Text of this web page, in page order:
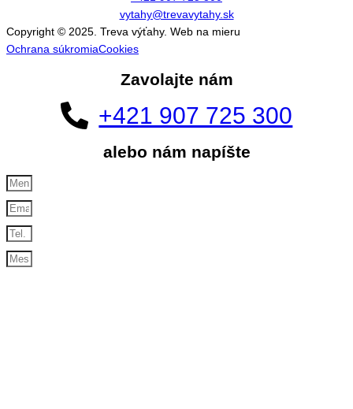
vytahy@trevavytahy.sk
Copyright © 2025. Treva výťahy. Web na mieru
Ochrana súkromiaCookies
Zavolajte nám
+421 907 725 300
alebo nám napíšte